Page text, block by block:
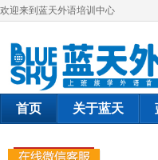
欢迎来到蓝天外语培训中心
首页 关于蓝天